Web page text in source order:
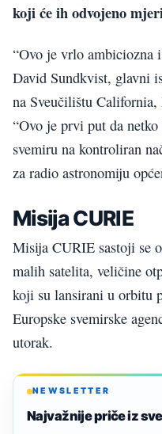
koji će ih odvojeno
“Ovo je vrlo ambiciozna
David Sundkvist, glavni
na Sveučilištu
“Ovo je prvi put da
svemiru na kontroliran
za radio astronomiju
Misija CURIE
Misija CURIE sastoji se
malih satelita, veličine
koji su lansirani u orbitu
Europske svemirske
utorak.
NEWSLETTER
Najvažnije priče iz